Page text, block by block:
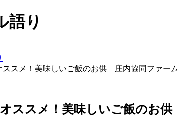
語り
ススメ！美味しいご飯のお供 庄内協同ファー
ススメ！美味しいご飯のお